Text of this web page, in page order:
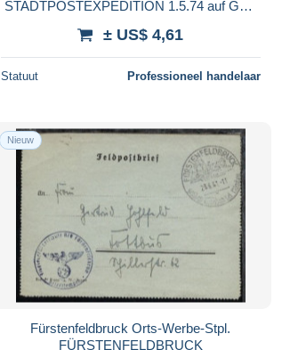
STADTPOSTEXPEDITION 1.5.74 auf GSK
± US$ 4,61
Statuut Professioneel handelaar
Nieuw
Fürstenfeldbruck Orts-Werbe-Stpl.
FÜRSTENFELDBRUCK